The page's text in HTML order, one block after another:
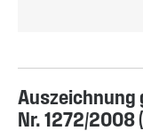
Auszeichnung
Nr. 1272/2008 (